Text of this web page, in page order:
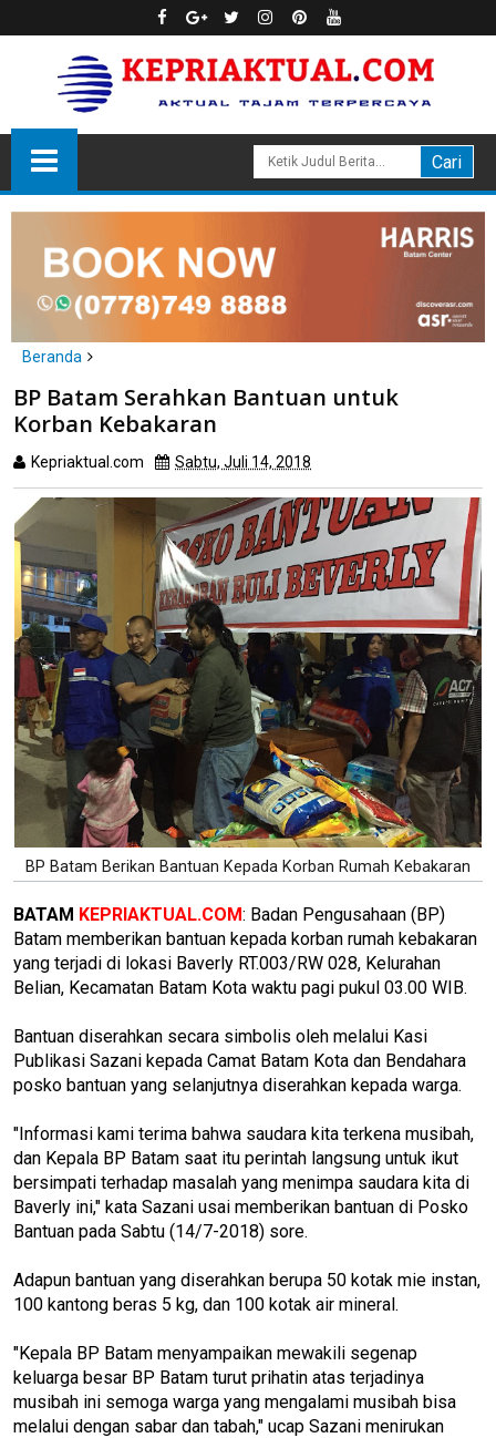
Beranda
BP Batam Serahkan Bantuan untuk Korban Kebakaran
BP Batam Serahkan Bantuan untuk
Korban Kebakaran
Kepriaktual.com Sabtu, Juli 14, 2018
BP Batam Berikan Bantuan Kepada Korban Rumah Kebakaran
BATAM KEPRIAKTUAL.COM: Badan Pengusahaan (BP)
Batam memberikan bantuan kepada korban rumah kebakaran
yang terjadi di lokasi Baverly RT.003/RW 028, Kelurahan
Belian, Kecamatan Batam Kota waktu pagi pukul 03.00 WIB.
Bantuan diserahkan secara simbolis oleh melalui Kasi
Publikasi Sazani kepada Camat Batam Kota dan Bendahara
posko bantuan yang selanjutnya diserahkan kepada warga.
"Informasi kami terima bahwa saudara kita terkena musibah,
dan Kepala BP Batam saat itu perintah langsung untuk ikut
bersimpati terhadap masalah yang menimpa saudara kita di
Baverly ini," kata Sazani usai memberikan bantuan di Posko
Bantuan pada Sabtu (14/7-2018) sore.
Adapun bantuan yang diserahkan berupa 50 kotak mie instan,
100 kantong beras 5 kg, dan 100 kotak air mineral.
"Kepala BP Batam menyampaikan mewakili segenap
keluarga besar BP Batam turut prihatin atas terjadinya
musibah ini semoga warga yang mengalami musibah bisa
melalui dengan sabar dan tabah," ucap Sazani menirukan